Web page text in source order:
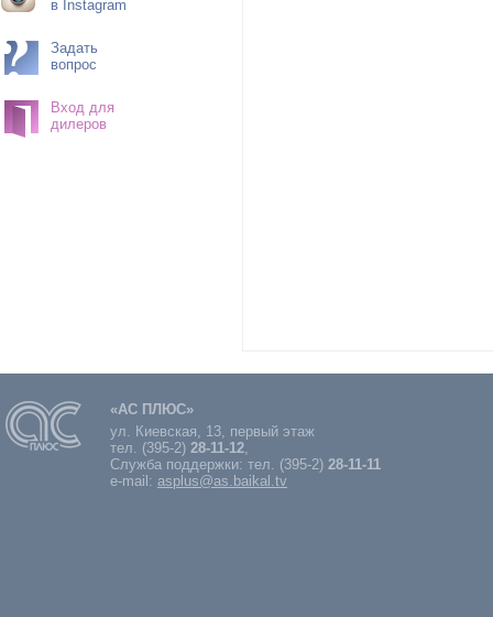
в Instagram
Задать
вопрос
Вход для
дилеров
«АС ПЛЮС»
ул. Киевская, 13, первый этаж
тел. (395-2) 28-11-12,
Служба поддержки: тел. (395-2) 28-11-11
e-mail: asplus@as.baikal.tv